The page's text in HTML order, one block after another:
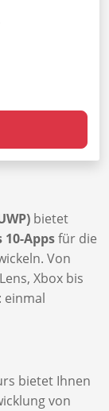
bietet
Appsfür die
Von
Xbox bis
einmal
bietet Ihnen
von